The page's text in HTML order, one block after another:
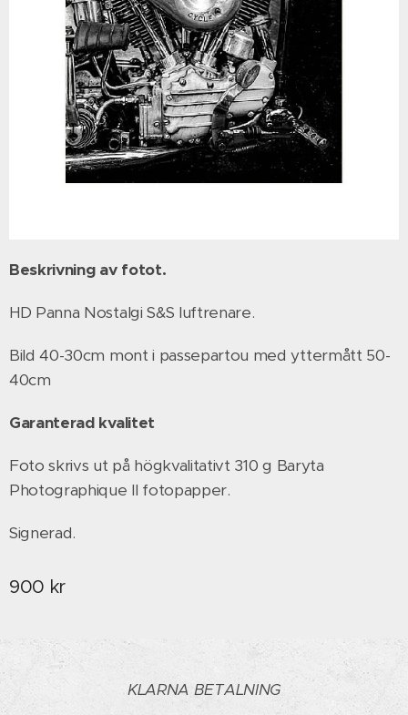
Beskrivning av fotot.
HD Panna Nostalgi S&S luftrenare.
Bild 40-30cm mont i passepartou med yttermått 50-
40cm
Garanterad kvalitet
Foto skrivs ut på högkvalitativt 310 g Baryta
Photographique II fotopapper.
Signerad.
900 kr
KLARNA BETALNING